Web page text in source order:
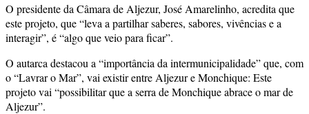
O presidente da Câmara de Aljezur, José Amarelinho, acredita que
este projeto, que “leva a partilhar saberes, sabores, vivências e a
interagir”, é “algo que veio para ficar”.
O autarca destacou a “importância da intermunicipalidade” que, com
o “Lavrar o Mar”, vai existir entre Aljezur e Monchique: Este
projeto vai “possibilitar que a serra de Monchique abrace o mar de
Aljezur”.